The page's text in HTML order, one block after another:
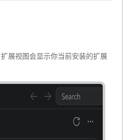
展视图会显示你当前安装的扩展